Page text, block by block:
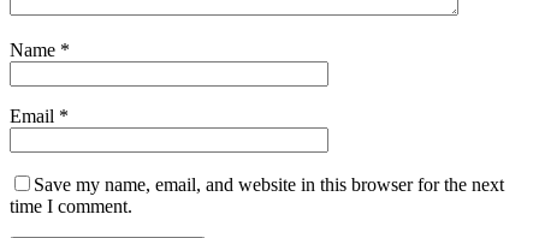
Name *
Email *
Save my name, email, and website in this browser for the next
time I comment.